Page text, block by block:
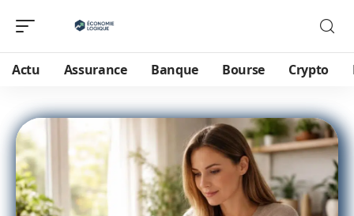
Actu Assurance Banque Bourse Crypto